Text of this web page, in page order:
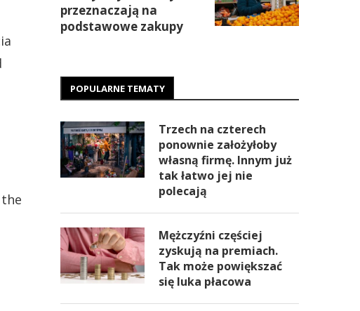
przeznaczają na
podstawowe zakupy
POPULARNE TEMATY
Trzech na czterech
ponownie założyłoby
własną firmę. Innym już
tak łatwo jej nie
polecają
Mężczyźni częściej
zyskują na premiach.
Tak może powiększać
się luka płacowa